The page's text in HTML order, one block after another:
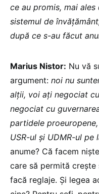
ce au promis, mai
sistemul de
după ce s-au făcut
Marius Nistor: Nu vă
argument: noi nu
alții, voi ați negociat
negociat cu
partidele
USR-ul și UDMR-ul pe
anume? Că facem
care să permită crește
facă reglaje. Și legea